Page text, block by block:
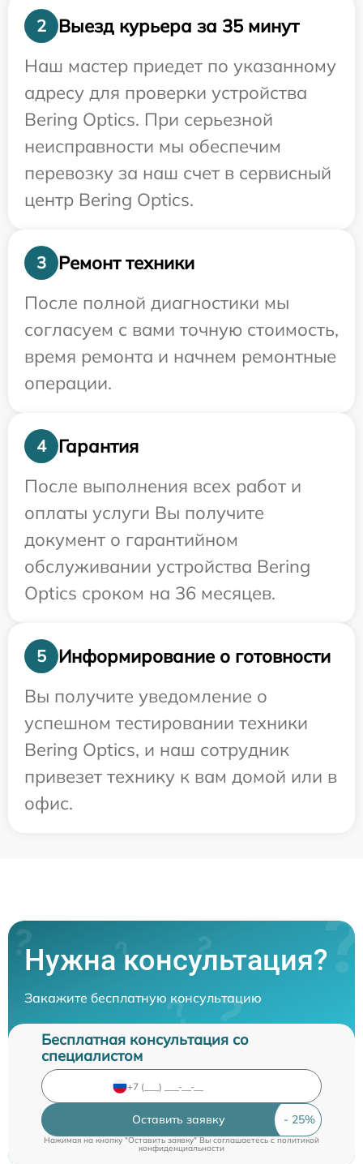
2
Выезд курьера за 35 минут
Наш мастер приедет по указанному
адресу для проверки устройства
Bering Optics. При серьезной
неисправности мы обеспечим
перевозку за наш счет в сервисный
центр Bering Optics.
3
Ремонт техники
После полной диагностики мы
согласуем с вами точную стоимость,
время ремонта и начнем ремонтные
операции.
4
Гарантия
После выполнения всех работ и
оплаты услуги Вы получите
документ о гарантийном
обслуживании устройства Bering
Optics сроком на 36 месяцев.
5
Информирование о готовности
Вы получите уведомление о
успешном тестировании техники
Bering Optics, и наш сотрудник
привезет технику к вам домой или в
офис.
Нужна консультация?
Закажите бесплатную консультацию
Бесплатная консультация со
специалистом
Оставить заявку
Нажимая на кнопку "Оставить заявку" Вы соглашаетесь cполитикой
конфиденциальности